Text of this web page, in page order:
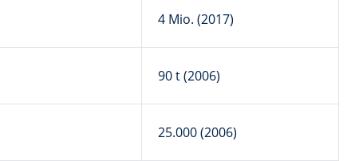
4 Mio. (2017)
90 t (2006)
25.000 (2006)